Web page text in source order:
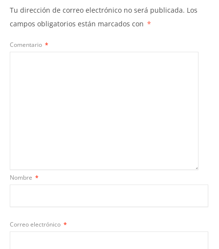
Tu dirección de correo electrónico no será publicada. Los
campos obligatorios están marcados con *
Comentario *
Nombre *
Correo electrónico *